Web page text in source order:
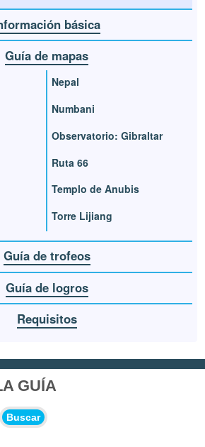
básica
Guía de mapas
Nepal
Numbani
Observatorio: Gibraltar
Ruta 66
Templo de Anubis
Torre Lijiang
Guía de trofeos
Guía de logros
Requisitos
GUÍA
Buscar